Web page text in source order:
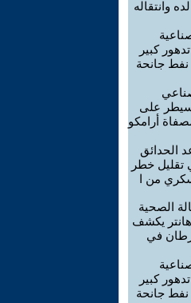
وانتقاله
كبير
نفط جانحة
على
أرامكو
الحدائق
تقليل خطر
من ا
الصحية
يكشف
في
كبير
نفط جانحة